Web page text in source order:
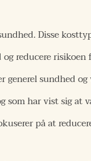
Disse
reducere risikoen
generel sundhed
som har vist sig at
på at